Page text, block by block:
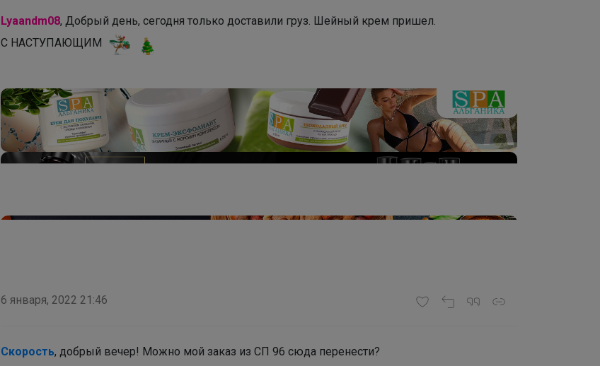
Lyaandm08, Добрый день, сегодня только доставили груз. Шейный крем пришел.
‌С НАСТУПАЮЩИМ
6 января, 2022 21:46
Скорость, добрый вечер! Можно мой заказ из СП 96 сюда перенести?
Брюнетка